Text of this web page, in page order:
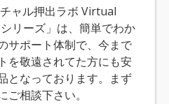
ャル押出ラボ Virtual
リーズ」は、簡単でわか
サポート体制で、今まで
を敬遠されてた方にも安
となっております。まず
相談下さい。